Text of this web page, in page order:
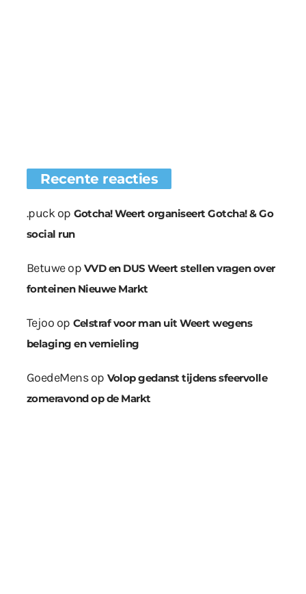
Recente reacties
.puckop Gotcha! Weert organiseert Gotcha! & Go
social run
Betuweop VVD en DUS Weert stellen vragen over
fonteinen Nieuwe Markt
Tejoo op Celstraf voor man uit Weert wegens
belaging en vernieling
GoedeMensop Volop gedanst tijdens sfeervolle
zomeravond op de Markt